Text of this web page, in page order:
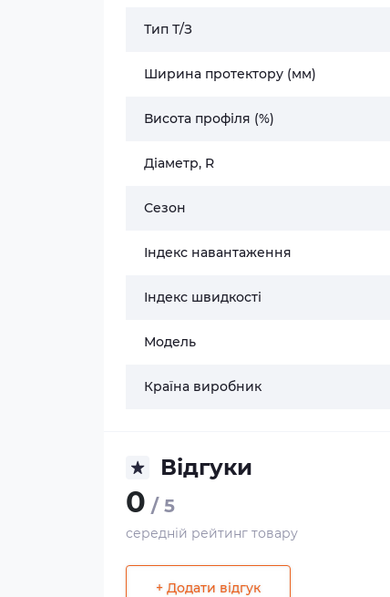
Тип Т/З
Ширина протектору (мм)
Висота профіля (%)
Діаметр, R
Сезон
Індекс навантаження
Індекс швидкості
Модель
Країна виробник
Відгуки
0 / 5
середній рейтинг товару
+ Додати відгук